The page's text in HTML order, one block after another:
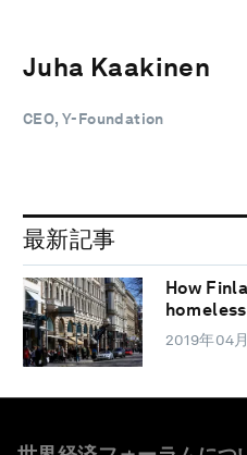
Juha Kaakinen
CEO, Y-Foundation
最新記事
How
2019年04